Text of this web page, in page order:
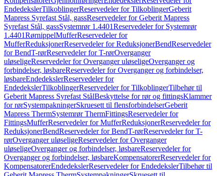
EndedekslerTilkoblingerReservedeler for TilkoblingerGeberit
Mapress Syrefast Stål, gassReservedeler for Geberit Mapress
Syrefast Stål, gassSystemrør 1.4401Reservedeler for Systemrør
1.4401RørnippelMufferReservedeler for
MufferReduksjonerReservedeler for ReduksjonerBendReservedeler
for BendT-rørReservedeler for T-rørOverganger
uløseligeReservedeler for Overganger uløseligeOverganger og
forbindelser, løsbareReservedeler for Overganger og forbindelser,
løsbareEndedekslerReservedeler for
EndedekslerTilkoblingerReservedeler for TilkoblingerTilbehør til
Geberit Mapress Syrefast StålBeskyttelse for rør og fittingsKlammer
for rørSystempakningerSkruesett til flensforbindelserGeberit
Mapress ThermSystemrør ThermFittingsReservedeler for
FittingsMufferReservedeler for MufferReduksjonerReservedeler for
ReduksjonerBendReservedeler for BendT-rørReservedeler for T-
rørOverganger uløseligeReservedeler for Overganger
uløseligeOverganger og forbindelser, løsbareReservedeler for
Overganger og forbindelser, løsbareKompensatorerReservedeler for
KompensatorerEndedekslerReservedeler for EndedekslerTilbehør til